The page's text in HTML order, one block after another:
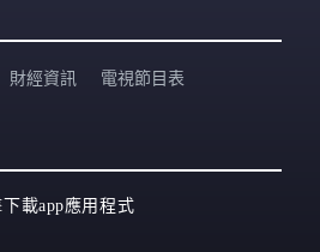
財經資訊 電視節目表
載app應用程式